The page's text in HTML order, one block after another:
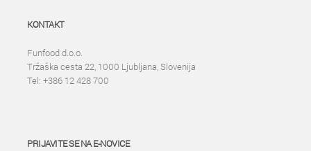
KONTAKT
Funfood d.o.o.
Tržaška cesta 22, 1000 Ljubljana, Slovenija
Tel: +386 12 428 700
PRIJAVITE SE NA E-NOVICE